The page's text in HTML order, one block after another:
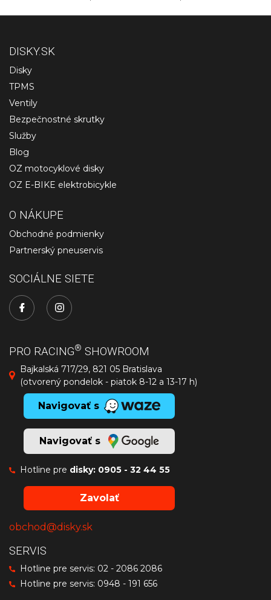
DISKY.SK
Disky
TPMS
Ventily
Bezpečnostné skrutky
Služby
Blog
OZ motocyklové disky
OZ E-BIKE elektrobicykle
O NÁKUPE
Obchodné podmienky
Partnerský pneuservis
SOCIÁLNE SIETE
PRO RACING® SHOWROOM
Bajkalská 717/29, 821 05 Bratislava
(otvorený pondelok - piatok 8-12 a 13-17 h)
Navigovať s
Navigovať s
Hotline pre disky: 0905 - 32 44 55
Zavolať
obchod@disky.sk
SERVIS
Hotline pre servis: 02 - 2086 2086
Hotline pre servis: 0948 - 191 656